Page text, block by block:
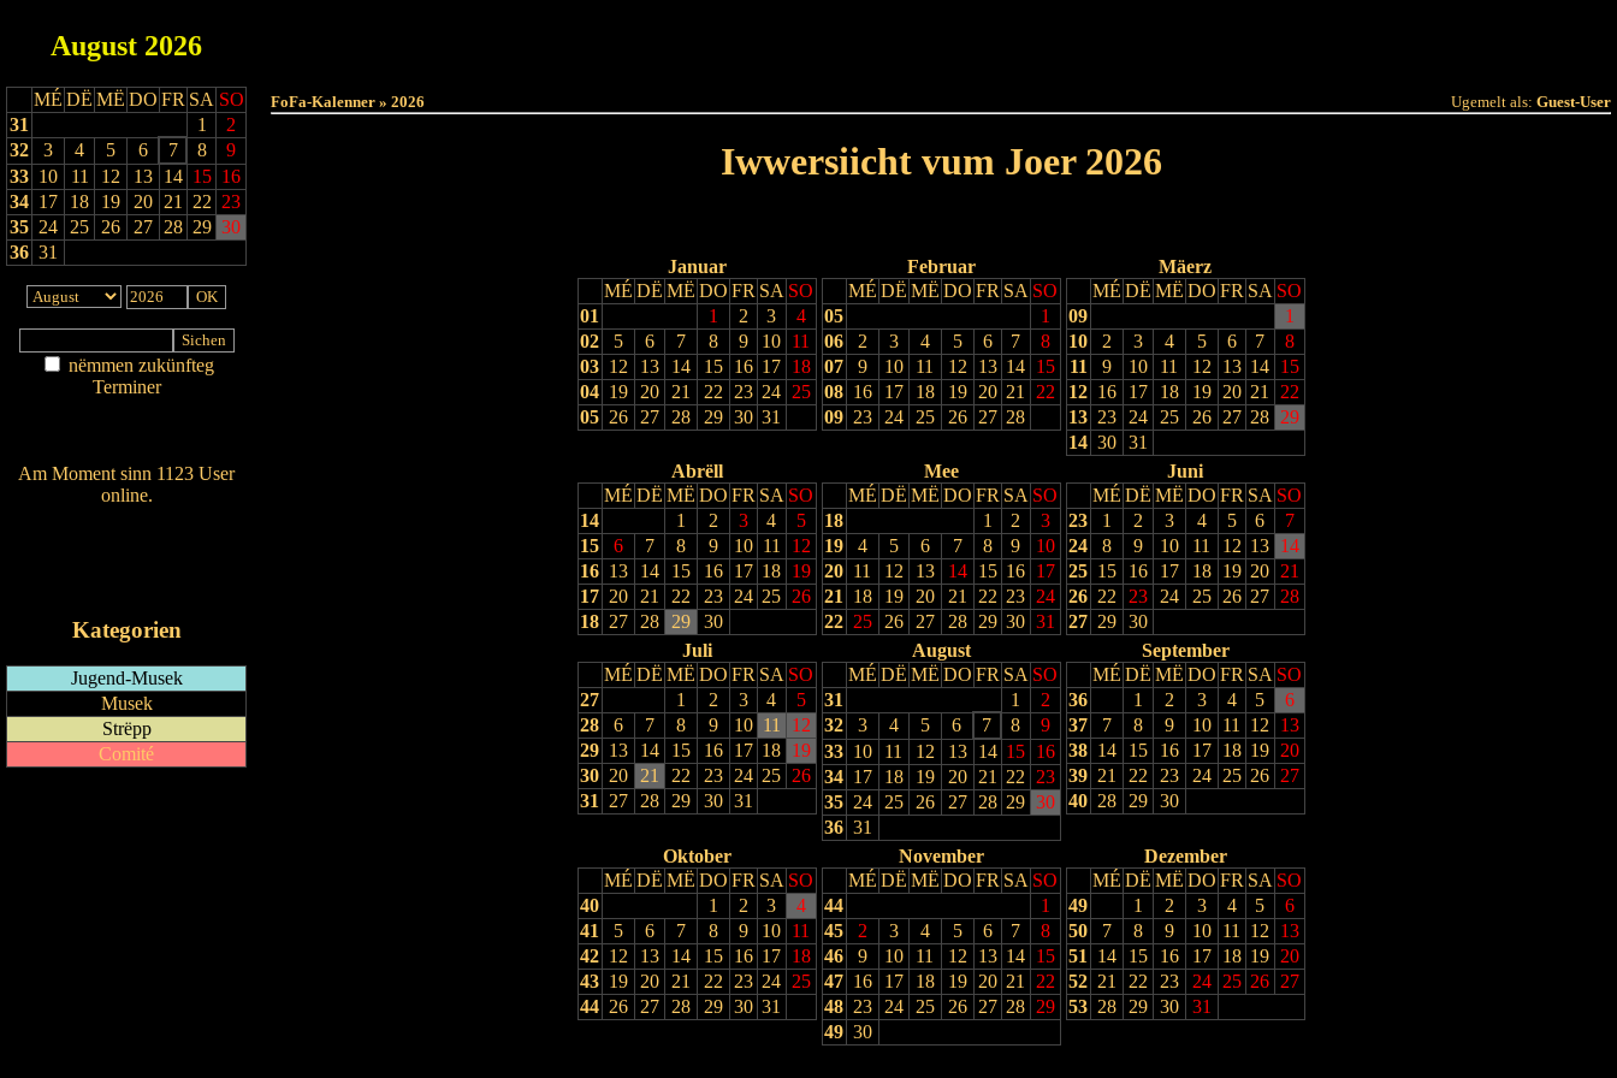
August 2026
MÉ DË MË DO FR SA SO
31
1
2
32
3 4 5 6 7 8
9
33 10 11 12 13 14 15 16
34 17 18 19 20 21 22 23
35 24 25 26 27 28 29 30
36 31
nëmmen zukünfteg
Terminer
Am Moment sinn 1123 User
online.
Kategorien
Jugend-Musek
Musek
Strëpp
Comité
FoFa-Kalenner » 2026 Ugemelt als: Guest-User
Iwwersiicht vum Joer 2026
Januar
MÉ DË MË DO FR SA SO
01
1 2 3
4
02
5 6 7 8 9 10 11
03 12 13 14 15 16 17 18
04 19 20 21 22 23 24 25
05 26 27 28 29 30 31
Februar
MÉ DË MË DO FR SA SO
05
1
06
2 3 4 5 6 7
8
07
9 10 11 12 13 14 15
08 16 17 18 19 20 21
22
09 23 24 25 26 27 28
Mäerz
MÉ DË MË DO FR SA SO
09
1
10
2 3 4 5 6 7
8
11
9 10 11 12 13 14 15
12 16 17 18 19 20 21
22
13 23 24 25 26 27 28 29
14 30
31
Abrëll
MÉ DË MË DO FR SA SO
14
1 2 3 4
5
15
6 7 8 9 10 11
12
16 13 14 15 16 17 18 19
17 20 21 22 23 24 25 26
18 27 28 29 30
Mee
MÉ DË MË DO FR SA SO
18
1 2
3
19
4 5 6 7 8 9
10
20 11 12 13 14 15 16 17
21
18 19 20 21 22 23 24
22 25 26 27 28 29 30 31
Juni
MÉ DË MË DO FR SA SO
23
1 2 3 4 5 6
7
24
8 9 10 11 12 13 14
25 15 16 17 18 19 20 21
26 22 23 24 25 26 27 28
27 29
30
Juli
MÉ DË MË DO FR SA SO
27
1 2 3 4
5
28
6 7 8 9 10 11
12
29 13 14 15 16 17 18 19
30 20 21 22 23 24 25 26
31
27 28 29 30 31
August
MÉ DË MË DO FR SA SO
31
1
2
32
3 4 5 6 7 8
9
33 10 11 12 13 14 15 16
34 17 18 19 20 21 22
23
35 24 25 26 27 28 29 30
36 31
September
MÉ DË MË DO FR SA SO
36
1 2 3 4 5
6
37
7 8 9 10 11 12
13
38 14 15 16 17 18 19 20
39 21 22 23 24 25 26 27
40 28 29 30
Oktober
MÉ DË MË DO FR SA SO
40
1 2 3
4
41
5 6 7 8 9 10 11
42 12 13 14 15 16 17 18
43 19 20 21 22 23 24 25
44 26 27 28 29 30 31
November
MÉ DË MË DO FR SA SO
44
1
45
2 3 4 5 6 7
8
46
9 10 11 12 13 14 15
47 16 17 18 19 20 21
22
48 23 24 25 26 27 28 29
49 30
Dezember
MÉ DË MË DO FR SA SO
49
1 2 3 4 5
6
50
7 8 9 10 11 12
13
51
14 15 16 17 18 19 20
52 21 22 23 24 25 26 27
53 28 29 30 31